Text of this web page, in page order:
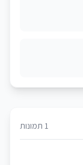
1 תמונות